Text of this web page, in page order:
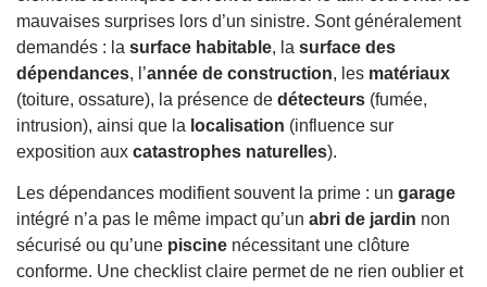
mauvaises surprises lors d’un sinistre. Sont généralement
demandés : la surface habitable, la surface des
dépendances, l’année de construction, les matériaux
(toiture, ossature), la présence de détecteurs (fumée,
intrusion), ainsi que la localisation (influence sur
exposition aux catastrophes naturelles).
Les dépendances modifient souvent la prime : un garage
intégré n’a pas le même impact qu’un abri de jardin non
sécurisé ou qu’une piscine nécessitant une clôture
conforme. Une checklist claire permet de ne rien oublier et